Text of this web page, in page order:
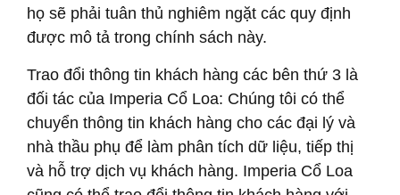
họ sẽ phải tuân thủ nghiêm ngặt các quy định
được mô tả trong chính sách này.
Trao đổi thông tin khách hàng các bên thứ 3 là
đối tác của Imperia Cổ Loa: Chúng tôi có thể
chuyển thông tin khách hàng cho các đại lý và
nhà thầu phụ để làm phân tích dữ liệu, tiếp thị
và hỗ trợ dịch vụ khách hàng. Imperia Cổ Loa